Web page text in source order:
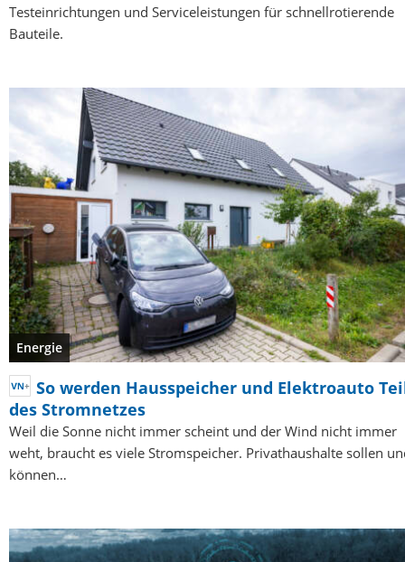
Testeinrichtungen und Serviceleistungen für schnellrotierende
Bauteile.
Energie
So werden Hausspeicher und Elektroauto
des Stromnetzes
Weil die Sonne nicht immer scheint und der Wind nicht immer
weht, braucht es viele Stromspeicher. Privathaushalte sollen
können…